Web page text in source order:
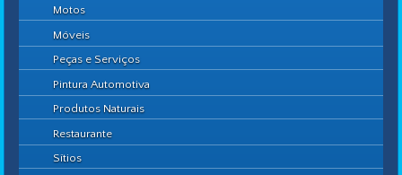
Motos
Móveis
Peças e Serviços
Pintura Automotiva
Produtos Naturais
Restaurante
Sítios